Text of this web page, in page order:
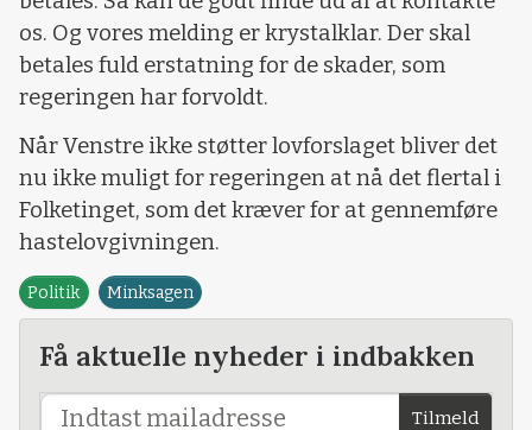
os. Og vores melding er krystalklar. Der skal
betales fuld erstatning for de skader, som
regeringen har forvoldt.
Når Venstre ikke støtter lovforslaget bliver det
nu ikke muligt for regeringen at nå det flertal i
Folketinget, som det kræver for at gennemføre
hastelovgivningen.
Politik Minksagen
Få aktuelle nyheder i indbakken
Tilmeld